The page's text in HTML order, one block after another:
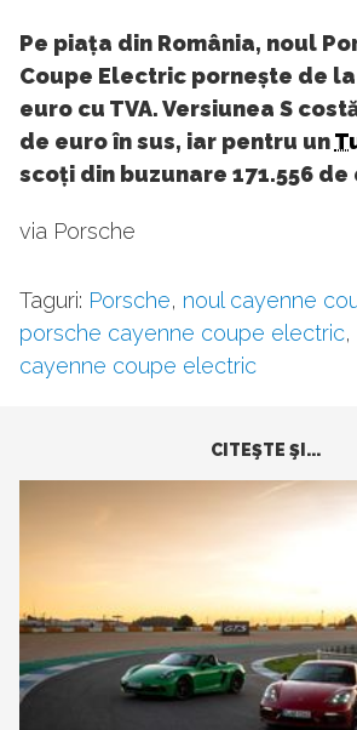
Pe piața din România, noul
Coupe Electric pornește de la
euro cu TVA. Versiunea S
de euro în sus, iar pentru un
scoți din buzunare 171.556 de
via Porsche
Taguri: Porsche, noul cayenne
porsche cayenne coupe electric,
cayenne coupe electric
CITEŞTE ŞI...